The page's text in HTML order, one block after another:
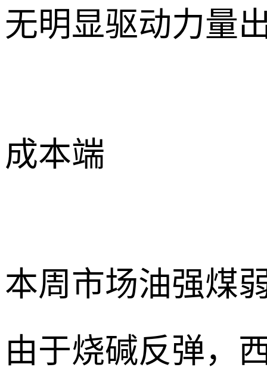
无明显驱动力量
成本端
本周市场油强煤
由于烧碱反弹，